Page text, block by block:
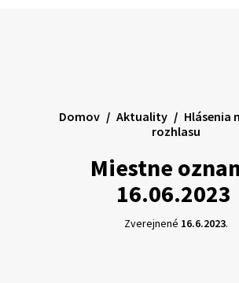
Miestne
16.06.2023
Domov Aktuality
Hlásenia
rozhlasu
Zverejnené 16.6.2023.